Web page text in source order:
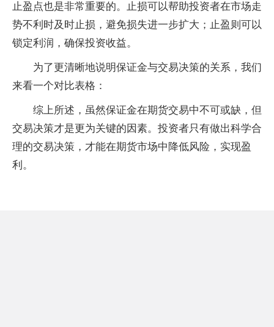
止盈点也是非常重要的。止损可以帮助投资者在市场走
势不利时及时止损，避免损失进一步扩大；止盈则可以
锁定利润，确保投资收益。
为了更清晰地说明保证金与交易决策的关系，我们
来看一个对比表格：
综上所述，虽然保证金在期货交易中不可或缺，但
交易决策才是更为关键的因素。投资者只有做出科学合
理的交易决策，才能在期货市场中降低风险，实现盈
利。